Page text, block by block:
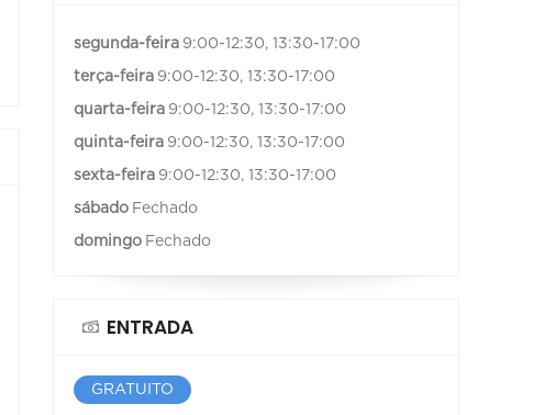
segunda-feira 9:00-12:30, 13:30-17:00
terça-feira 9:00-12:30, 13:30-17:00
quarta-feira 9:00-12:30, 13:30-17:00
quinta-feira 9:00-12:30, 13:30-17:00
sexta-feira 9:00-12:30, 13:30-17:00
sábado Fechado
domingo Fechado
ENTRADA
GRATUITO